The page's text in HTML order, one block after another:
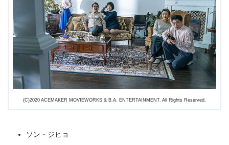
＼＼31日間無料!!お試し解約もOK／／
今すぐ無料でU-NEXTで見る
(C)2020 ACEMAKER MOVIEWORKS & B.A. ENTERTAINMENT. All Rights Reserved.
ソン・ジヒョ